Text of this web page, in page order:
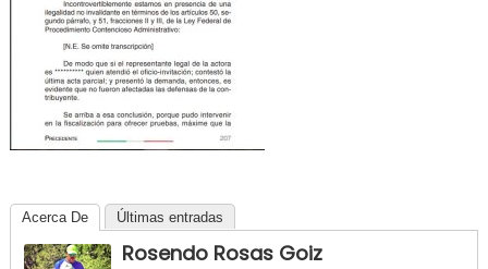
Acerca De Últimas entradas
Rosendo Rosas Goiz